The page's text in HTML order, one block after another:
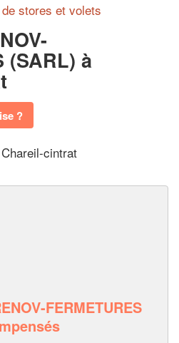
stores et volets
(SARL) à
?
cintrat
FERMETURES